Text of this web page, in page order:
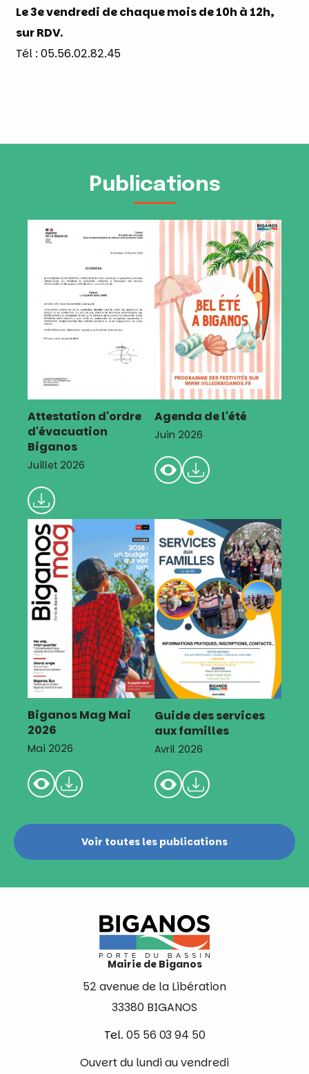
Le 3e vendredi de chaque mois de 10h à 12h,
sur RDV.
Tél : 05.56.02.82.45
Publications
Attestation d'ordre
d'évacuation
Biganos
Juillet 2026
Agenda de l'été
Juin 2026
Biganos Mag Mai
2026
Mai 2026
Guide des services
aux familles
Avril 2026
Voir toutes les publications
Mairie de Biganos
52 avenue de la Libération
33380 BIGANOS
Tel. 05 56 03 94 50
Ouvert du lundi au vendredi